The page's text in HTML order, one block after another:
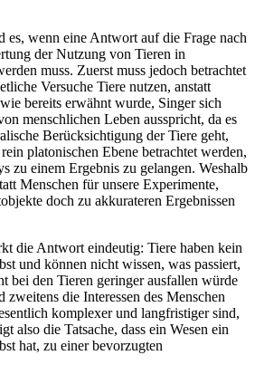
es, wenn eine Antwort auf die Frage nach
der Nutzung von Tieren in
muss. Zuerst muss jedoch betrachtet
Versuche Tiere nutzen, anstatt
bereits erwähnt wurde, Singer sich
menschlichen Leben ausspricht, da es
Berücksichtigung der Tiere geht,
platonischen Ebene betrachtet werden,
zu einem Ergebnis zu gelangen. Weshalb
Menschen für unsere Experimente,
doch zu akkurateren Ergebnissen
die Antwort eindeutig: Tiere haben kein
und können nicht wissen, was passiert,
bei den Tieren geringer ausfallen würde
zweitens die Interessen des Menschen
komplexer und langfristiger sind,
also die Tatsache, dass ein Wesen ein
hat, zu einer bevorzugten